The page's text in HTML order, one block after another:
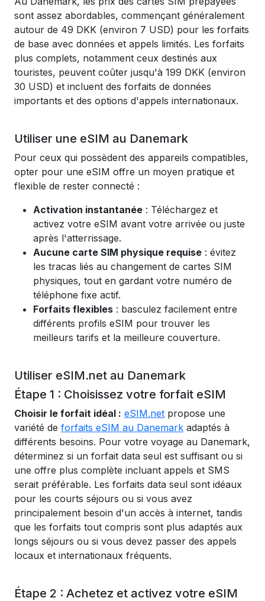
sont assez abordables, commençant généralement
autour de 49 DKK (environ 7 USD) pour les forfaits
de base avec données et appels limités. Les forfaits
plus complets, notamment ceux destinés aux
touristes, peuvent coûter jusqu'à 199 DKK (environ
30 USD) et incluent des forfaits de données
importants et des options d'appels internationaux.
Utiliser une eSIM au Danemark
Pour ceux qui possèdent des appareils compatibles,
opter pour une eSIM offre un moyen pratique et
flexible de rester connecté :
Activation instantanée : Téléchargez et
activez votre eSIM avant votre arrivée ou juste
après l'atterrissage.
Aucune carte SIM physique requise : évitez
les tracas liés au changement de cartes SIM
physiques, tout en gardant votre numéro de
téléphone fixe actif.
Forfaits flexibles : basculez facilement entre
différents profils eSIM pour trouver les
meilleurs tarifs et la meilleure couverture.
Utiliser eSIM.net au Danemark
Étape 1 : Choisissez votre forfait eSIM
Choisir le forfait idéal : eSIM.net propose une
variété de forfaits eSIM au Danemark adaptés à
différents besoins. Pour votre voyage au Danemark,
déterminez si un forfait data seul est suffisant ou si
une offre plus complète incluant appels et SMS
serait préférable. Les forfaits data seul sont idéaux
pour les courts séjours ou si vous avez
principalement besoin d'un accès à internet, tandis
que les forfaits tout compris sont plus adaptés aux
longs séjours ou si vous devez passer des appels
locaux et internationaux fréquents.
Étape 2 : Achetez et activez votre eSIM